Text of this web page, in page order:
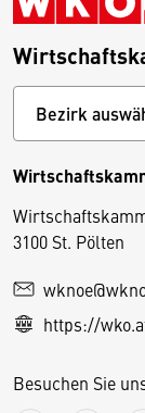
3100 St. Pölten
https://
Besuchen Sie
D
e
s
S